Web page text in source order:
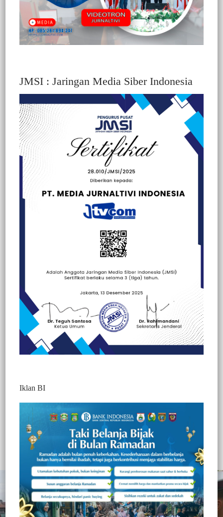
Sambut Hari Pahlawan, Personil Sat Lantas
Polres Toraja Utara, Bagikan Masker
Kepada Pengguna Jalan
Redaksi Jurnaltivi
2 Min Baca
Selasa, 10 November 2020
303
JMSI : Jaringan Media Siber Indonesia
Iklan BI